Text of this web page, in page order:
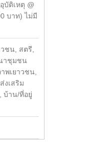
บัติเหตุ @
บาท) ไม่มี
ชน, สตรี,
าชุมชน
เยาวชน,
เสริม
บ้าน/ที่อยู่